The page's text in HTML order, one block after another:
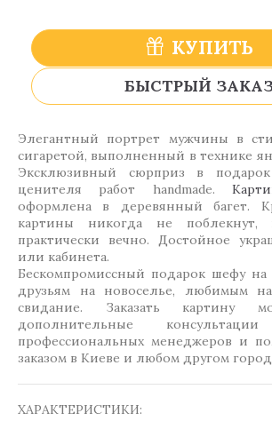
КУПИТЬ
БЫСТРЫЙ
Элегантный портрет мужчины в
сигаретой, выполненный в технике
Эксклюзивный сюрприз в
ценителя работ handmade.
оформлена в деревянный багет.
картины никогда не поблекнут,
практически вечно. Достойное
или кабинета.
Бескомпромиссный подарок шефу
друзьям на новоселье, любимым на
свидание. Заказать картину
дополнительные
профессиональных менеджеров и
заказом в Киеве и любом другом
ХАРАКТЕРИСТИКИ: